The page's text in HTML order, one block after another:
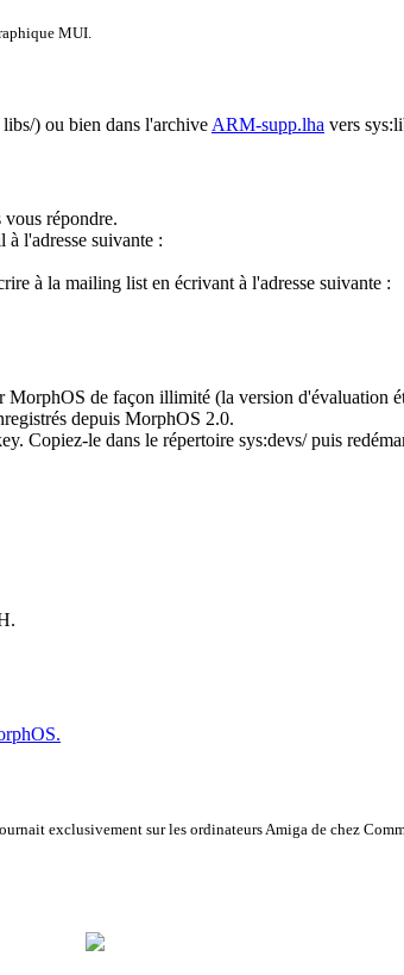
MUI.
) ou bien dans l'archive ARM-supp.lha vers
vous répondre.
l'adresse suivante :
à la mailing list en écrivant à l'adresse suivante :
de façon illimité (la version d'évaluation
depuis MorphOS 2.0.
le dans le répertoire sys:devs/ puis
exclusivement sur les ordinateurs Amiga de chez